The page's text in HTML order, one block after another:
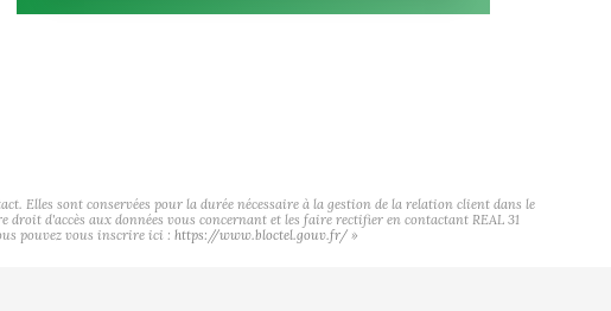
Elles sont conservées pour la durée nécessaire à la gestion de la relation client dans le
d'accès aux données vous concernant et les faire rectifier en contactant REAL 31
pouvez vous inscrire ici : https://www.bloctel.gouv.fr/ »